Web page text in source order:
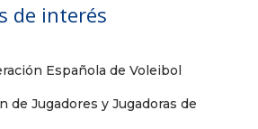
de interés
Española de Voleibol
de Jugadores y Jugadoras de